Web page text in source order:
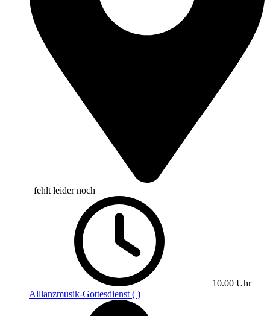
fehlt leider noch
10.00 Uhr
Allianzmusik-Gottesdienst ( )